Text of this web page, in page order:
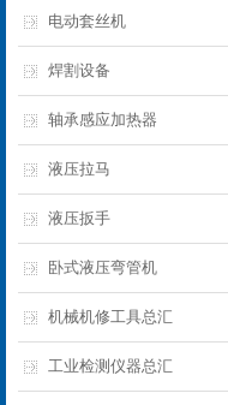
电动套丝机
焊割设备
轴承感应加热器
液压拉马
液压扳手
卧式液压弯管机
机械机修工具总汇
工业检测仪器总汇